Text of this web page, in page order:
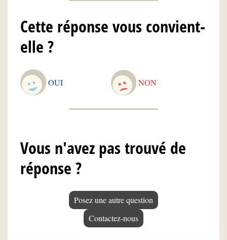
Cette réponse vous convient-
elle ?
OUI NON
Vous n'avez pas trouvé de
réponse ?
Posez une autre question
Contactez-nous